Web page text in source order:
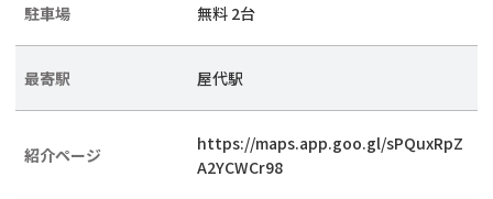
駐車場 無料 2台
最寄駅 屋代駅
紹介ページ
https://maps.app.goo.gl/sPQuxRpZ
A2YCWCr98